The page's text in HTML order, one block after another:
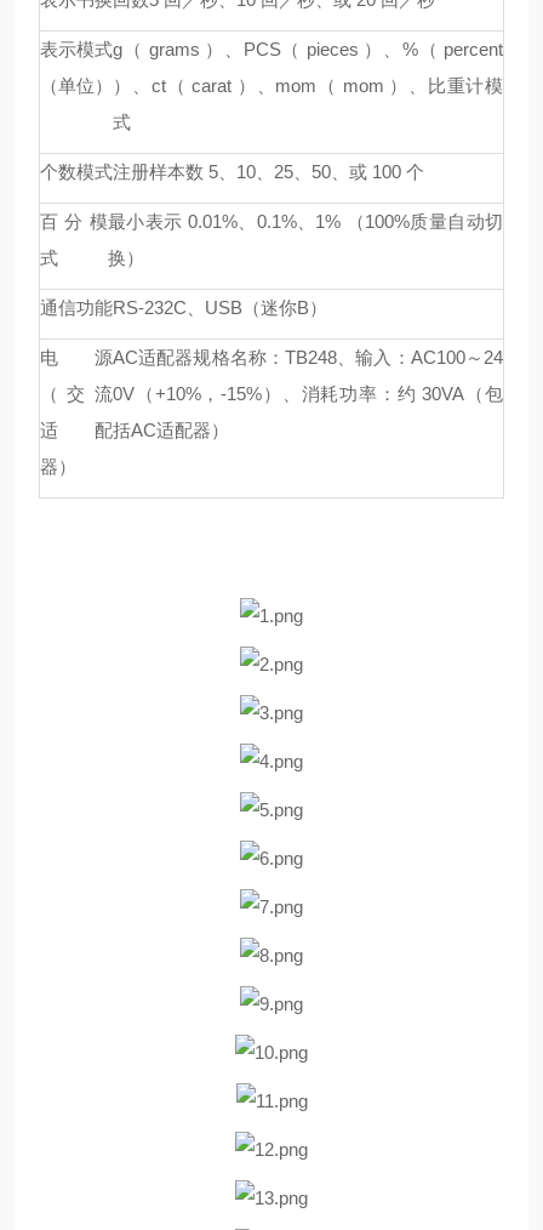
表示模式
（单位）
g（ grams ）、PCS（ pieces ）、%（ percent
）、ct（ carat ）、mom（ mom ）、比重计模
式
个数模式注册样本数 5、10、25、50、或 100 个
百分模
式
最小表示 0.01%、0.1%、1% （100%质量自动切
换）
通信功能RS-232C、USB（迷你B）
电源
（交流
适配
器）
AC适配器规格名称：TB248、输入：AC100～24
0V（+10%，-15%）、消耗功率：约 30VA（包
括AC适配器）